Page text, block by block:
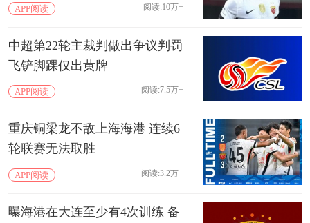
APP阅读 阅读:10万+
中超第22轮主裁判做出争议判罚
飞铲脚踝仅出黄牌
APP阅读 阅读:7.5万+
重庆铜梁龙不敌上海海港 连续6
轮联赛无法取胜
APP阅读 阅读:3.2万+
曝海港在大连至少有4次训练 备